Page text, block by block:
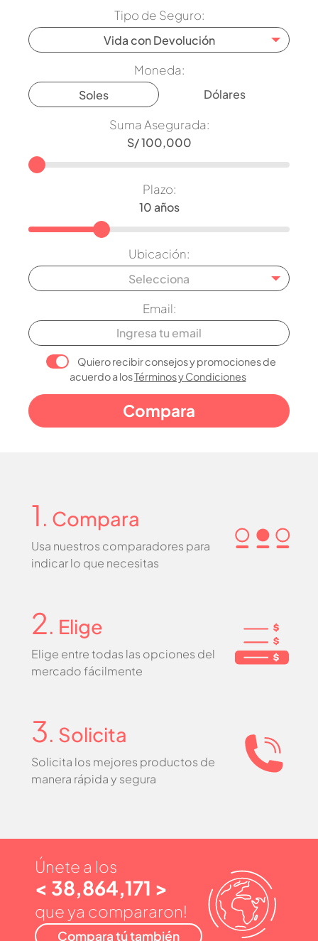
Tipo de Seguro:
Vida con Devolución
Moneda:
Soles
Dólares
Suma Asegurada:
Plazo:
Ubicación:
Selecciona
Email:
Quiero recibir consejos y promociones de
acuerdo a losTérminos y Condiciones
1 . Compara
Usa nuestros comparadores para
indicar lo que necesitas
2. Elige
Elige entre todas las opciones del
mercado fácilmente
3. Solicita
Solicita los mejores productos de
manera rápida y segura
Únete a los
< 38,864,171 >
que ya compararon!
Compara tú también